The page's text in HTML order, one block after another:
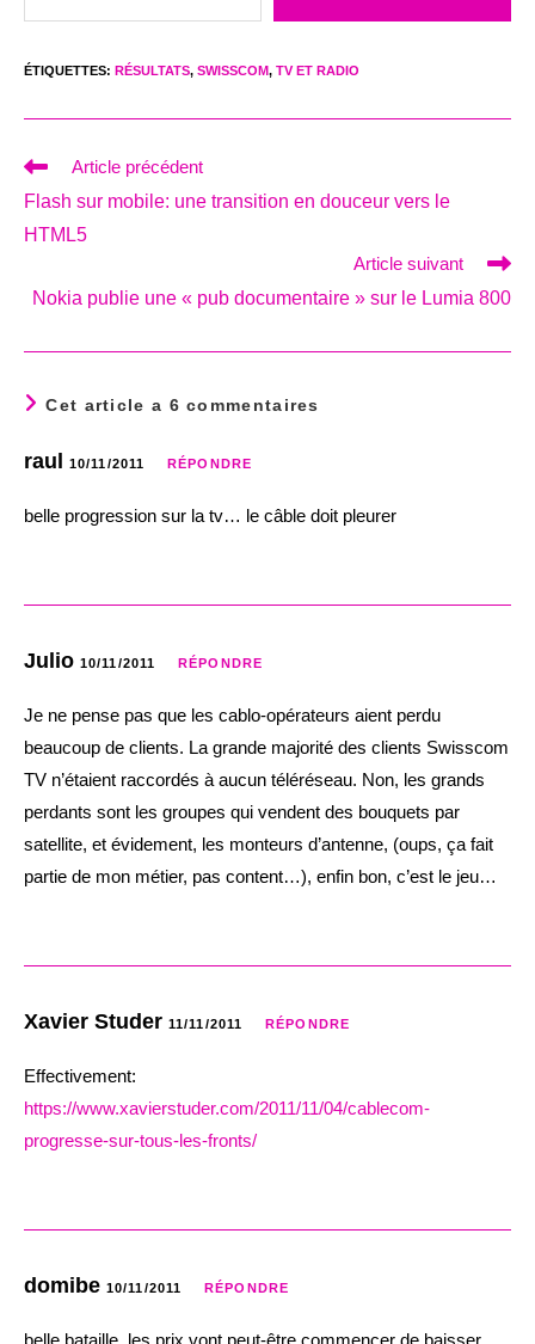
ÉTIQUETTES: RÉSULTATS, SWISSCOM, TV ET RADIO
Read
articles
Article précédent
Flash sur mobile: une transition en douceur vers le
HTML5
Article suivant
Nokia publie une « pub documentaire » sur le Lumia 800
Cet article a 6 commentaires
raul 10/11/2011 RÉPONDRE
belle progression sur la tv… le câble doit pleurer
Julio 10/11/2011 RÉPONDRE
Je ne pense pas que les cablo-opérateurs aient perdu
beaucoup de clients. La grande majorité des clients Swisscom
TV n’étaient raccordés à aucun téléréseau. Non, les grands
perdants sont les groupes qui vendent des bouquets par
satellite, et évidement, les monteurs d’antenne, (oups, ça fait
partie de mon métier, pas content…), enfin bon, c’est le jeu…
Xavier Studer 11/11/2011 RÉPONDRE
Effectivement:
https://www.xavierstuder.com/2011/11/04/cablecom-
progresse-sur-tous-les-fronts/
domibe 10/11/2011 RÉPONDRE
belle bataille, les prix vont peut-être commencer de baisser…